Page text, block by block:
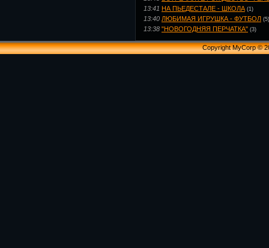
13:41 НА ПЬЕДЕСТАЛЕ - ШКОЛА (1)
13:40 ЛЮБИМАЯ ИГРУШКА - ФУТБОЛ (5)
13:38 "НОВОГОДНЯЯ ПЕРЧАТКА" (3)
Copyright MyCorp ©